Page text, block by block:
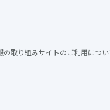
の取り組みサイトのご利用につい